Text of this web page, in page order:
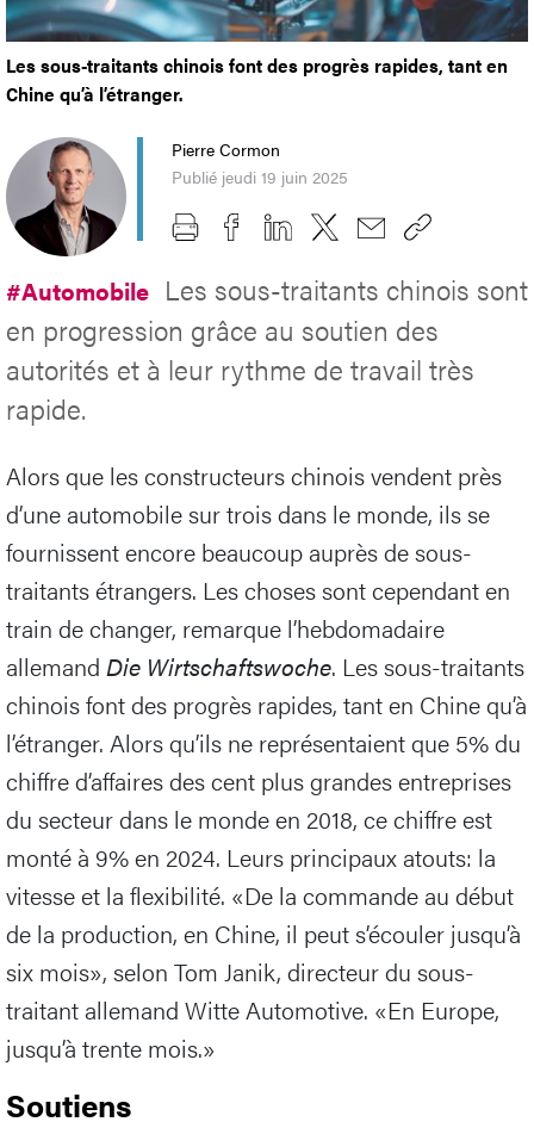
Les sous-traitants chinois font des progrès rapides, tant en
Chine qu’à l’étranger.
Pierre Cormon
Publié jeudi 19 juin 2025
#Automobile Les sous-traitants chinois sont
en progression grâce au soutien des
autorités et à leur rythme de travail très
rapide.
Alors que les constructeurs chinois vendent près
d’une automobile sur trois dans le monde, ils se
fournissent encore beaucoup auprès de sous-
traitants étrangers. Les choses sont cependant en
train de changer, remarque l’hebdomadaire
allemand Die Wirtschaftswoche. Les sous-traitants
chinois font des progrès rapides, tant en Chine qu’à
l’étranger. Alors qu’ils ne représentaient que 5% du
chiffre d’affaires des cent plus grandes entreprises
du secteur dans le monde en 2018, ce chiffre est
monté à 9% en 2024. Leurs principaux atouts: la
vitesse et la flexibilité. «De la commande au début
de la production, en Chine, il peut s’écouler jusqu’à
six mois», selon Tom Janik, directeur du sous-
traitant allemand Witte Automotive. «En Europe,
jusqu’à trente mois.»
Soutiens